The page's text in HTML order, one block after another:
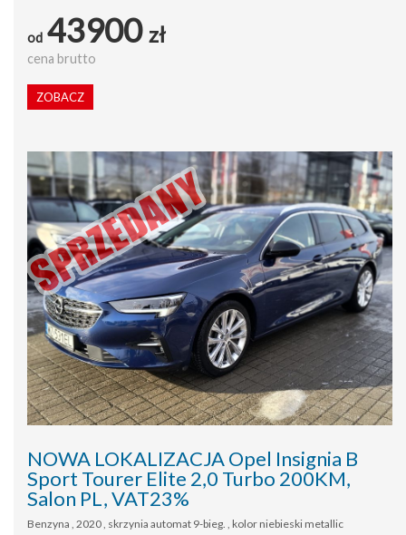
od 43900 zł
cena brutto
ZOBACZ
NOWA LOKALIZACJA Opel Insignia B
Sport Tourer Elite 2,0 Turbo 200KM,
Salon PL, VAT23%
Benzyna , 2020 , skrzynia automat 9-bieg. , kolor niebieski metallic